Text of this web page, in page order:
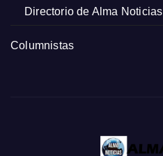
Directorio de Alma Noticias
Columnistas